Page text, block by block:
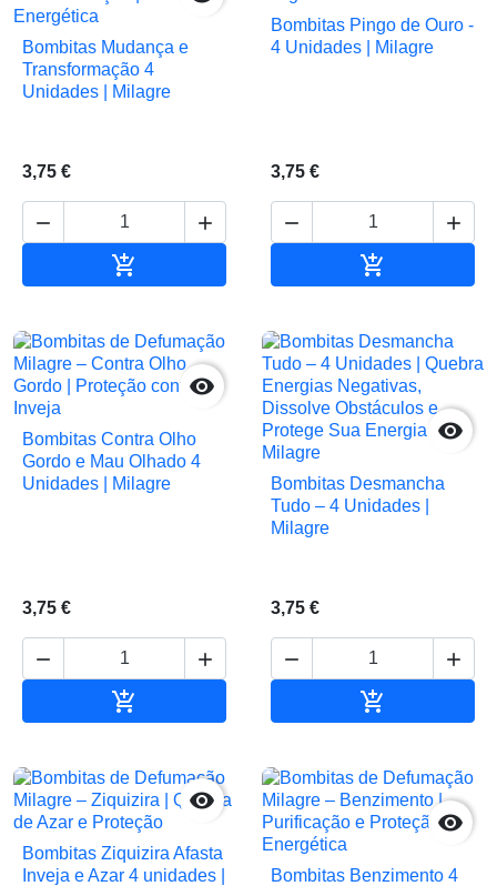
Bombitas Mudança e
Transformação 4
Unidades | Milagre
3,75 €
 

Bombitas Pingo de Ouro -
4 Unidades | Milagre
3,75 €
 


Bombitas Contra Olho
Gordo e Mau Olhado 4
Unidades | Milagre
3,75 €
 


Bombitas Desmancha
Tudo – 4 Unidades |
Milagre
3,75 €
 


Bombitas Ziquizira Afasta
Inveja e Azar 4 unidades |

Bombitas Benzimento 4